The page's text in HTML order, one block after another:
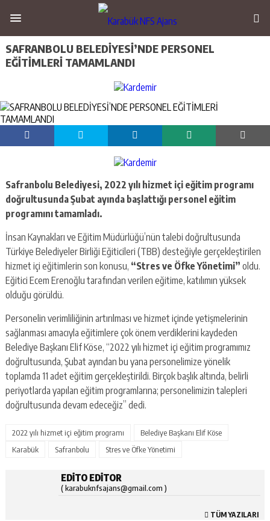
SAFRANBOLU BELEDİYESİ’NDE PERSONEL
EĞİTİMLERİ TAMAMLANDI
Safranbolu Belediyesi, 2022 yılı hizmet içi eğitim programı
doğrultusunda Şubat ayında başlattığı personel eğitim
programını tamamladı.
İnsan Kaynakları ve Eğitim Müdürlüğü’nün talebi doğrultusunda
Türkiye Belediyeler Birliği Eğiticileri (TBB) desteğiyle gerçekleştirilen
hizmet içi eğitimlerin son konusu, “Stres ve Öfke Yönetimi” oldu.
Eğitici Ecem Erenoğlu tarafından verilen eğitime, katılımın yüksek
olduğu görüldü.
Personelin verimliliğinin artırılması ve hizmet içinde yetişmelerinin
sağlanması amacıyla eğitimlere çok önem verdiklerini kaydeden
Belediye Başkanı Elif Köse, “2022 yılı hizmet içi eğitim programımız
doğrultusunda, Şubat ayından bu yana personelimize yönelik
toplamda 11 adet eğitim gerçekleştirildi. Birçok başlık altında, belirli
periyotlarda yapılan eğitim programlarına; personelimizin talepleri
doğrultusunda devam edeceğiz” dedi.
2022 yılı hizmet içi eğitim programı
Belediye Başkanı Elif Köse
Karabük
Safranbolu Stres ve Öfke Yönetimi
EDITO EDITOR
( karabuknfsajans@gmail.com )
TÜM YAZILARI